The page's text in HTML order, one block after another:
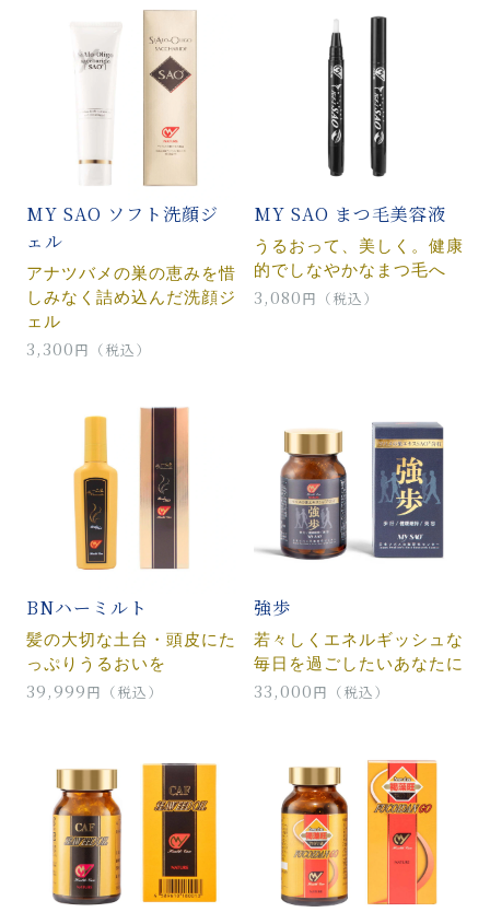
MY SAO ソフト洗顔ジ
ェル
アナツバメの巣の恵みを惜
しみなく詰め込んだ洗顔ジ
ェル
3,300円（税込）
MY SAO まつ毛美容液
うるおって、美しく。健康
的でしなやかなまつ毛へ
3,080円（税込）
BNハーミルト
髪の大切な土台・頭皮にた
っぷりうるおいを
39,999円（税込）
強歩
若々しくエネルギッシュな
毎日を過ごしたいあなたに
33,000円（税込）